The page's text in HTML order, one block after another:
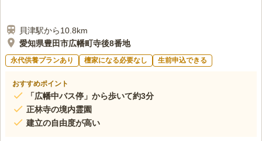
貝津駅から10.8km
愛知県豊田市広幡町寺後8番地
永代供養プランあり 檀家になる必要なし 生前申込できる
おすすめポイント
「広幡中バス停」から歩いて約3分
正林寺の境内霊園
建立の自由度が高い